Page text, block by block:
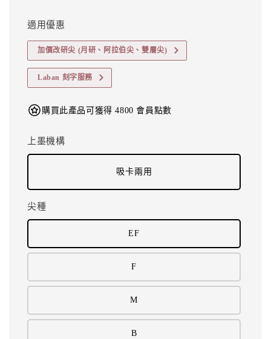
適用優惠
加價改研尖 (月研、阿拉伯尖、雙層尖)
Laban 刻字服務
購買此產品可獲得 4800 會員點數
上墨機構
吸卡兩用
尖種
EF
F
M
B